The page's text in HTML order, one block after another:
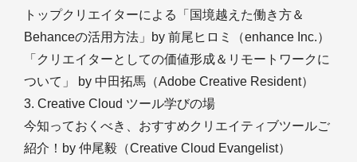
トップクリエイターによる「国境越えた働き方＆
Behanceの活用方法」by 前尾ヒロミ（enhance Inc.）
「クリエイターとしての価値形成＆リモートワークに
ついて」 by 中田拓馬（Adobe Creative Resident）
3. Creative Cloud ツール学びの場
今知っておくべき、おすすめクリエイティブツールご
紹介！by 仲尾毅（Creative Cloud Evangelist）